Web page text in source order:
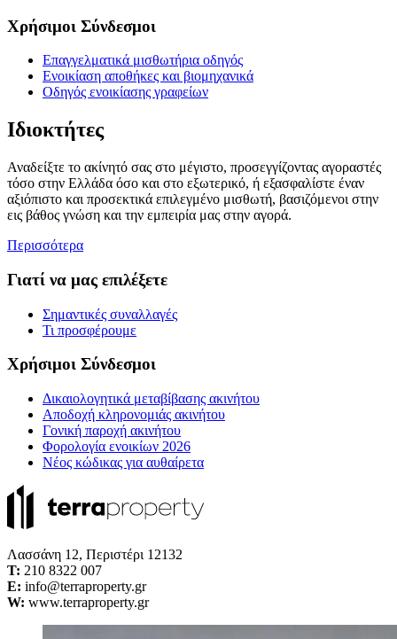
Χρήσιμοι Σύνδεσμοι
Επαγγελματικά μισθωτήρια οδηγός
Ενοικίαση αποθήκες και βιομηχανικά
Οδηγός ενοικίασης γραφείων
Ιδιοκτήτες
Αναδείξτε το ακίνητό σας στο μέγιστο, προσεγγίζοντας αγοραστές
τόσο στην Ελλάδα όσο και στο εξωτερικό, ή εξασφαλίστε έναν
αξιόπιστο και προσεκτικά επιλεγμένο μισθωτή, βασιζόμενοι στην
εις βάθος γνώση και την εμπειρία μας στην αγορά.
Περισσότερα
Γιατί να μας επιλέξετε
Σημαντικές συναλλαγές
Τι προσφέρουμε
Χρήσιμοι Σύνδεσμοι
Δικαιολογητικά μεταβίβασης ακινήτου
Αποδοχή κληρονομιάς ακινήτου
Γονική παροχή ακινήτου
Φορολογία ενοικίων 2026
Νέος κώδικας για αυθαίρετα
Λασσάνη 12, Περιστέρι 12132
Τ: 210 8322 007
E: info@terraproperty.gr
W: www.terraproperty.gr